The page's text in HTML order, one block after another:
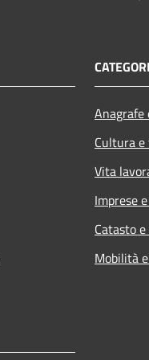
Cultura
Vita
Imprese
Catasto
Mobilità